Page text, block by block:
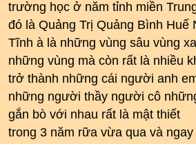
trường học ở năm tỉnh miền
đó là Quảng Trị Quảng Bình Huế
Tĩnh à là những vùng sâu vùng xa
những vùng mà còn rất là nhiều
trở thành những cái người anh
những người thầy người cô
gắn bò với nhau rất là mật thiết
trong 3 năm rữa vừa qua và